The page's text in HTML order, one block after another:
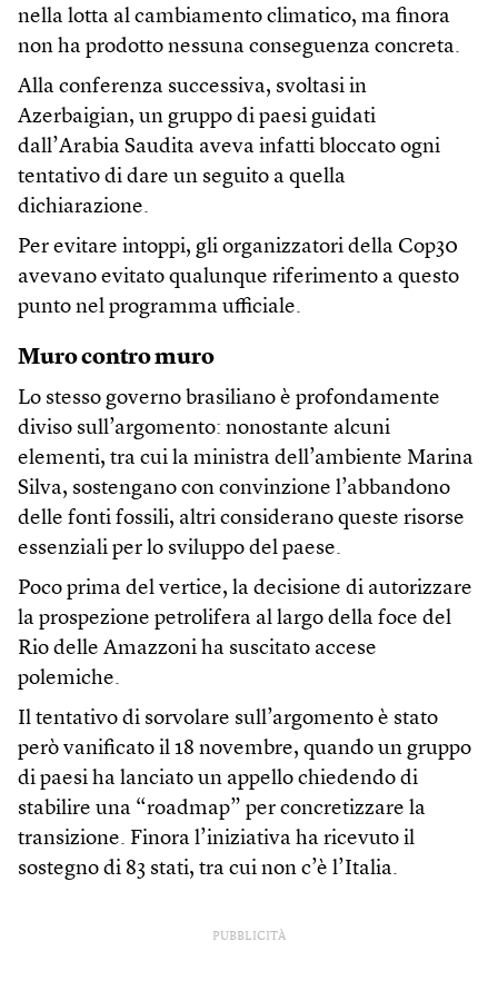
nella lotta al cambiamento climatico, ma finora
non ha prodotto nessuna conseguenza concreta.
Alla conferenza successiva, svoltasi in
Azerbaigian, un gruppo di paesi guidati
dall’Arabia Saudita aveva infatti bloccato ogni
tentativo di dare un seguito a quella
dichiarazione.
Per evitare intoppi, gli organizzatori della Cop30
avevano evitato qualunque riferimento a questo
punto nel programma ufficiale.
Muro contro muro
Lo stesso governo brasiliano è profondamente
diviso sull’argomento: nonostante alcuni
elementi, tra cui la ministra dell’ambiente Marina
Silva, sostengano con convinzione l’abbandono
delle fonti fossili, altri considerano queste risorse
essenziali per lo sviluppo del paese.
Poco prima del vertice, la decisione di autorizzare
la prospezione petrolifera al largo della foce del
Rio delle Amazzoni ha suscitato accese
polemiche.
Il tentativo di sorvolare sull’argomento è stato
però vanificato il 18 novembre, quando un gruppo
di paesi ha lanciato un appello chiedendo di
stabilire una “roadmap” per concretizzare la
transizione. Finora l’iniziativa ha ricevuto il
sostegno di 83 stati, tra cui non c’è l’Italia.
PUBBLICITÀ